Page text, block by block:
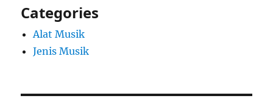
Categories
Alat Musik
Jenis Musik